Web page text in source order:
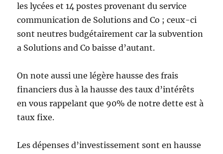
les lycées et 14 postes provenant du service
communication de Solutions and Co ; ceux-ci
sont neutres budgétairement car la subvention
a Solutions and Co baisse d’autant.
On note aussi une légère hausse des frais
financiers dus à la hausse des taux d’intérêts
en vous rappelant que 90% de notre dette est à
taux fixe.
Les dépenses d’investissement sont en hausse